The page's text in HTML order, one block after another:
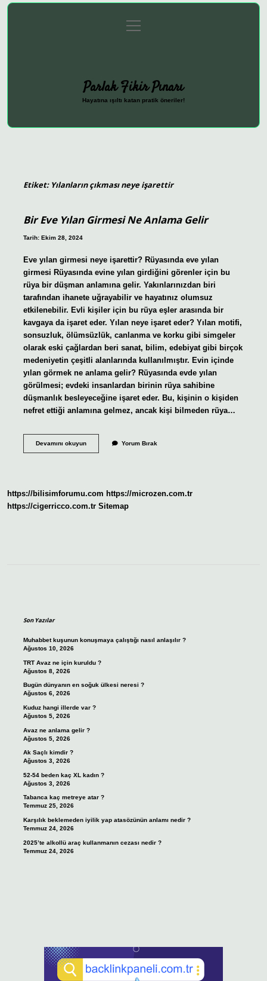
Gizlilik Politikası
menüyü
aç
Parlak Fikir Pınarı
Hayatına ışıltı katan pratik öneriler!
Etiket: Yılanların çıkması neye işarettir
Bir Eve Yılan Girmesi Ne Anlama Gelir
Tarih: Ekim 28, 2024
Eve yılan girmesi neye işarettir? Rüyasında eve yılan
girmesi Rüyasında evine yılan girdiğini görenler için bu
rüya bir düşman anlamına gelir. Yakınlarınızdan biri
tarafından ihanete uğrayabilir ve hayatınız olumsuz
etkilenebilir. Evli kişiler için bu rüya eşler arasında bir
kavgaya da işaret eder. Yılan neye işaret eder? Yılan motifi,
sonsuzluk, ölümsüzlük, canlanma ve korku gibi simgeler
olarak eski çağlardan beri sanat, bilim, edebiyat gibi birçok
medeniyetin çeşitli alanlarında kullanılmıştır. Evin içinde
yılan görmek ne anlama gelir? Rüyasında evde yılan
görülmesi; evdeki insanlardan birinin rüya sahibine
düşmanlık besleyeceğine işaret eder. Bu, kişinin o kişiden
nefret ettiği anlamına gelmez, ancak kişi bilmeden rüya…
Devamını okuyunBir
Gelir
Yorum Bırak
https://bilisimforumu.com https://microzen.com.tr
https://cigerricco.com.tr Sitemap
Son Yazılar
Muhabbet kuşunun konuşmaya çalıştığı nasıl anlaşılır ?
Ağustos 10, 2026
TRT Avaz ne için kuruldu ?
Ağustos 8, 2026
Bugün dünyanın en soğuk ülkesi neresi ?
Ağustos 6, 2026
Kuduz hangi illerde var ?
Ağustos 5, 2026
Avaz ne anlama gelir ?
Ağustos 5, 2026
Ak Saçlı kimdir ?
Ağustos 3, 2026
52-54 beden kaç XL kadın ?
Ağustos 3, 2026
Tabanca kaç metreye atar ?
Temmuz 25, 2026
Karşılık beklemeden iyilik yap atasözünün anlamı nedir ?
Temmuz 24, 2026
2025’te alkollü araç kullanmanın cezası nedir ?
Temmuz 24, 2026